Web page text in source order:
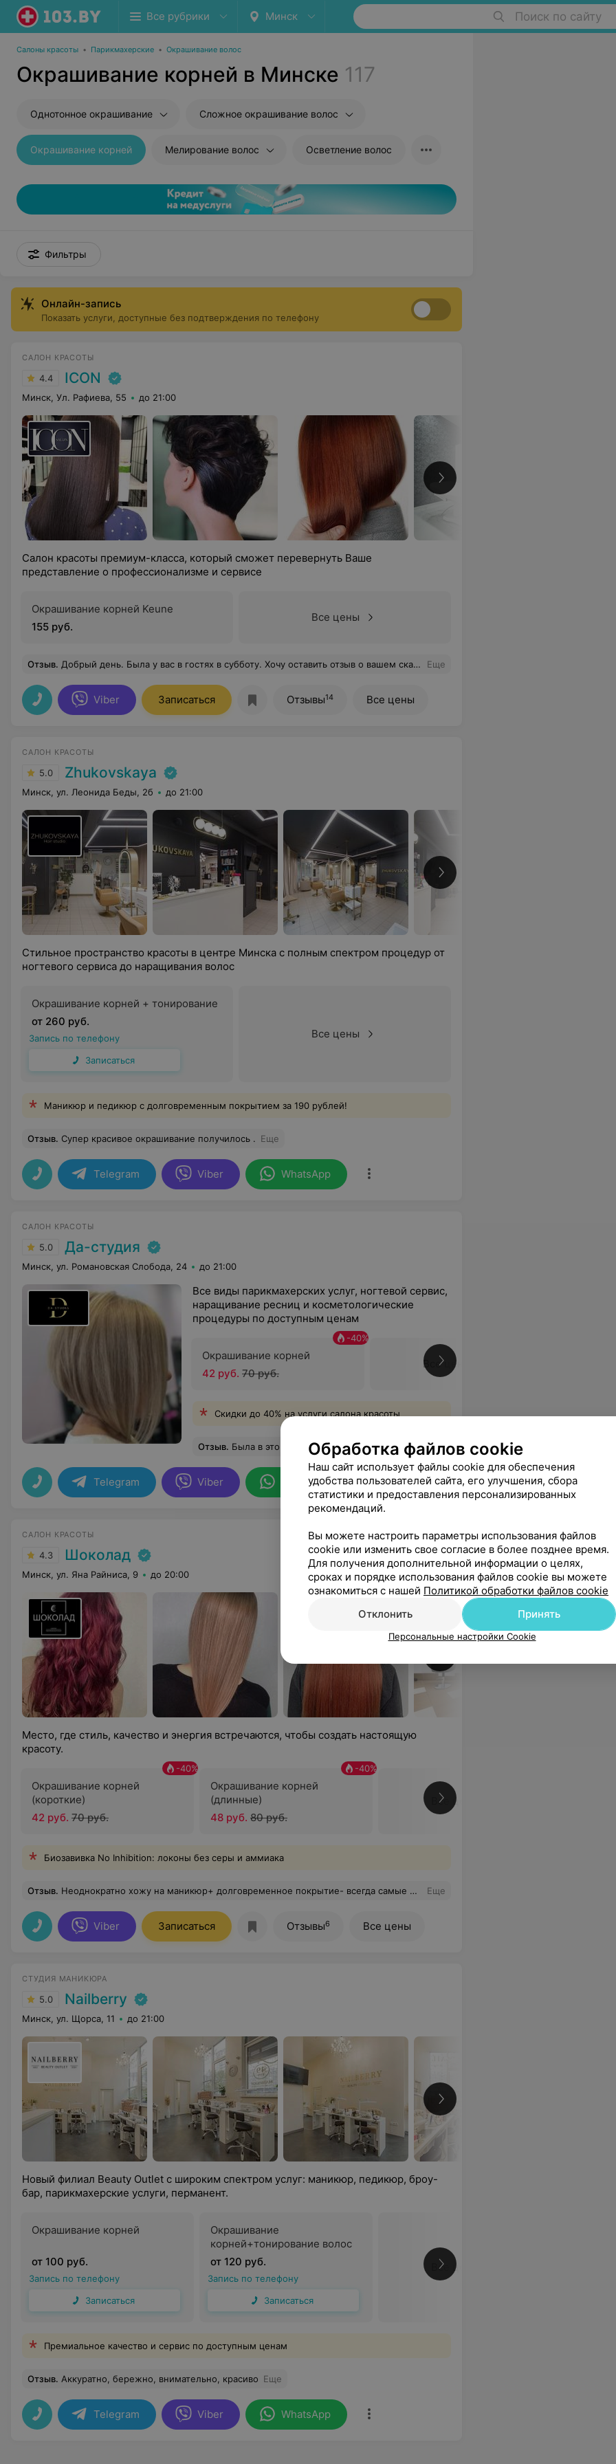
Все рубрики Минск Поиск по сайту
Салоны красоты • Парикмахерские • Окрашивание волос
Окрашивание корней в Минске 117
Однотонное окрашивание Сложное окрашивание волос
Окрашивание корней Мелирование волос Осветление волос
Фильтры
Онлайн-запись
Показать услуги, доступные без подтверждения по телефону
САЛОН КРАСОТЫ
4.4 ICON
Минск, Ул. Рафиева, 55 до 21:00
Салон красоты премиум-класса, который сможет перевернуть Ваше
представление о профессионализме и сервисе
Окрашивание корней Keune
155 руб.
Все цены
Отзыв. Добрый день. Была у вас в гостях в субботу. Хочу оставить отзыв о вашем сказочном салоне! Атмосфера обитает такая у вас, как будто я уже целую вечность к вам хожу! Кристина администратор - очень доброжелательна, позитивна и профессиональна! Ни на секунду не присела... По-моему стула изначально не предполагалось за не надобностью!А какой вкуснейший кофе она готовит!!! Причём, на минуточку, кофе принесли в шикарнейшей посуде Villeroy@boch!!!! Интерьер салона на столько впечатляет, что во время стрижки неоднократно закрадывалось сомнение по оплате, боялась, что нолик случайно пропустила))))) И, конечно, мастер Татьяна! - индивидуальный подход сугубо под мой образ, новая и современная техника стрижки (я такое видела только в роликах в Инстаграмм) и конечно масса рекомендаций и советов!!!! Спасибо за сказку и заряд эмоций!! Я теперь однозначно ваша навсегда!!! Еще
Viber Записаться Отзывы14 Все цены
САЛОН КРАСОТЫ
5.0 Zhukovskaya
Минск, ул. Леонида Беды, 2б до 21:00
Стильное пространство красоты в центре Минска с полным спектром процедур от
ногтевого сервиса до наращивания волос
Окрашивание корней + тонирование
от 260 руб.
Запись по телефону
Записаться
Все цены
Маникюр и педикюр с долговременным покрытием за 190 рублей!
Отзыв. Супер красивое окрашивание получилось . Еще
Telegram Viber WhatsApp
САЛОН КРАСОТЫ
5.0 Да-студия
Минск, ул. Романовская Слобода, 24 до 21:00
Все виды парикмахерских услуг, ногтевой сервис,
наращивание ресниц и косметологические
процедуры по доступным ценам
Окрашивание корней
-40%
42 руб. 70 руб.
Все цены
Скидки до 40% на услуги салона красоты
Отзыв. Была в этом салоне у мастера Татьяны, она очень хорошо стрижет, а также отлично красит, осталась довольна ее работой! Еще
Telegram Viber WhatsApp
САЛОН КРАСОТЫ
4.3 Шоколад
Минск, ул. Яна Райниса, 9 до 20:00
Место, где стиль, качество и энергия встречаются, чтобы создать настоящую
красоту.
Окрашивание корней
(короткие)
-40%
42 руб. 70 руб.
Окрашивание корней
(длинные)
-40%
48 руб. 80 руб.
Все цены
Биозавивка No Inhibition: локоны без серы и аммиака
Отзыв. Неоднократно хожу на маникюр+ долговременное покрытие- всегда самые лучшие впечатления. Вежливые и профессиональные мастера. Раннее там же делала стрижку и окраску- всё отлично. Рекомендую. Еще
Viber Записаться Отзывы6 Все цены
СТУДИЯ МАНИКЮРА
5.0 Nailberry
Минск, ул. Щорса, 11 до 21:00
Новый филиал Beauty Outlet с широким спектром услуг: маникюр, педикюр, броу-
бар, парикмахерские услуги, перманент.
Окрашивание корней
от 100 руб.
Запись по телефону
Записаться
Окрашивание
корней+тонирование волос
от 120 руб.
Запись по телефону
Записаться
Все цены
Премиальное качество и сервис по доступным ценам
Отзыв. Аккуратно, бережно, внимательно, красиво Еще
Telegram Viber WhatsApp
Обработка файлов cookie
Наш сайт использует файлы cookie для обеспечения
удобства пользователей сайта, его улучшения, сбора
статистики и предоставления персонализированных
рекомендаций.
Вы можете настроить параметры использования файлов
cookie или изменить свое согласие в более позднее время.
Для получения дополнительной информации о целях,
сроках и порядке использования файлов cookie вы можете
ознакомиться с нашей Политикой обработки файлов cookie
Отклонить
Принять
Персональные настройки Cookie